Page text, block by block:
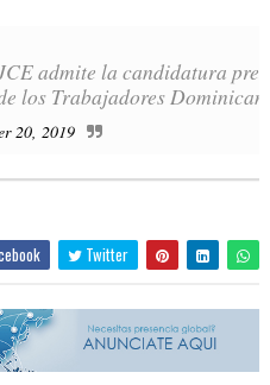
admite la candidatura
los Trabajadores
20, 2019
Twitter